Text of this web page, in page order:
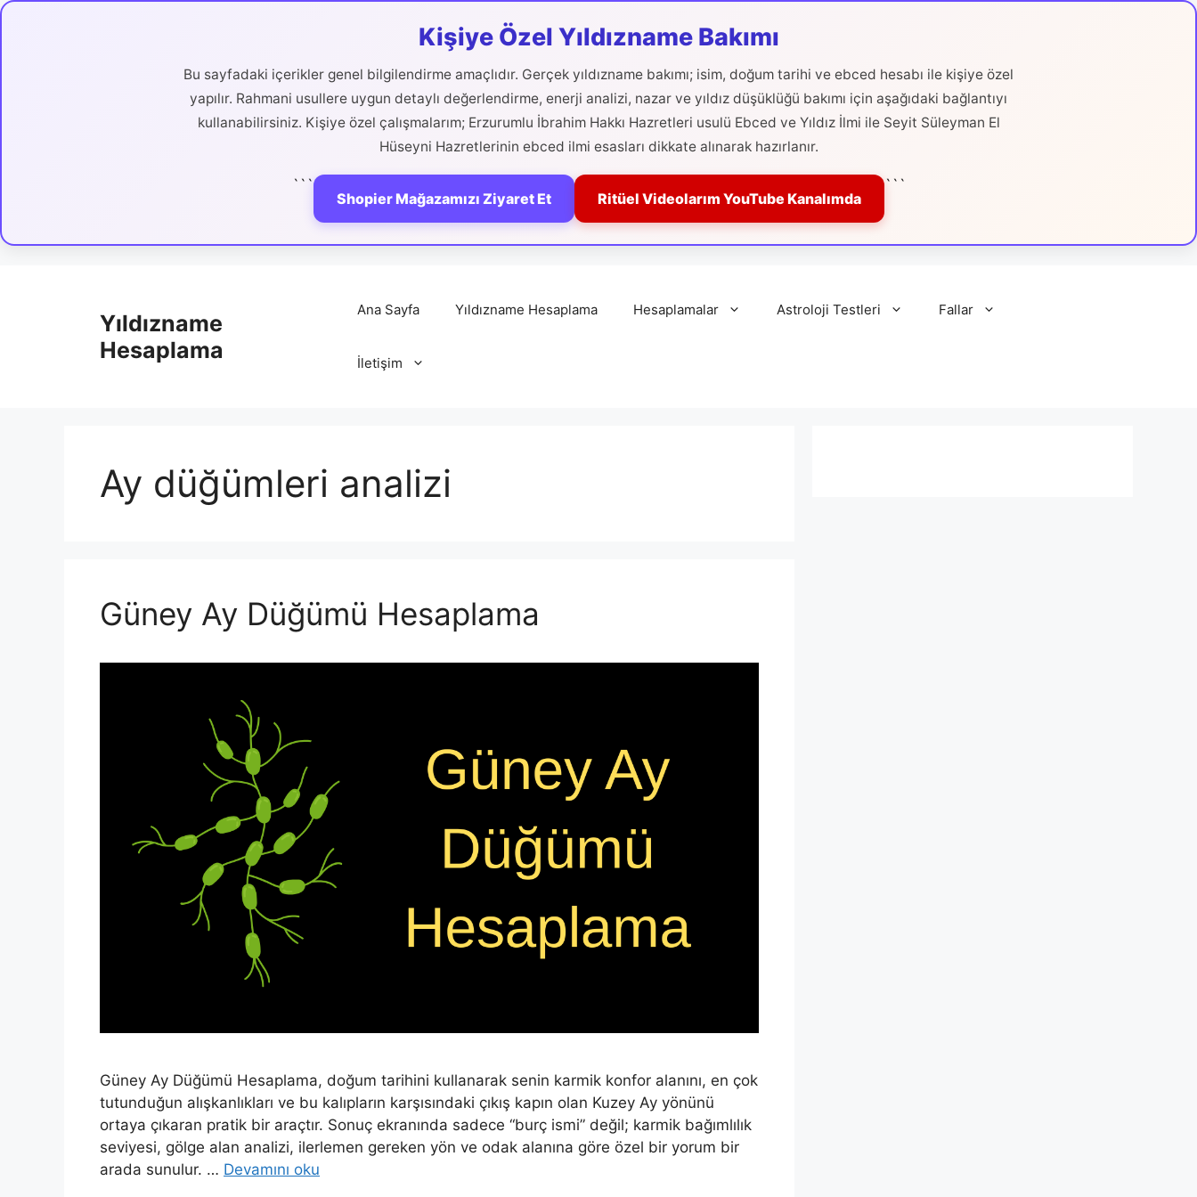
Kişiye Özel Yıldızname Bakımı
Bu sayfadaki içerikler genel bilgilendirme amaçlıdır. Gerçek yıldızname bakımı; isim, doğum tarihi ve ebced hesabı ile kişiye özel
yapılır. Rahmani usullere uygun detaylı değerlendirme, enerji analizi, nazar ve yıldız düşüklüğü bakımı için aşağıdaki bağlantıyı
kullanabilirsiniz. Kişiye özel çalışmalarım; Erzurumlu İbrahim Hakkı Hazretleri usulü Ebced ve Yıldız İlmi ile Seyit Süleyman El
Hüseyni Hazretlerinin ebced ilmi esasları dikkate alınarak hazırlanır.
```
Shopier Mağazamızı Ziyaret Et Ritüel Videolarım YouTube Kanalımda
```
Yıldızname
Hesaplama
Ana Sayfa Yıldızname Hesaplama Hesaplamalar Astroloji Testleri Fallar
İletişim
Ay düğümleri analizi
Güney Ay Düğümü Hesaplama
Güney Ay Düğümü Hesaplama, doğum tarihini kullanarak senin karmik konfor alanını, en çok
tutunduğun alışkanlıkları ve bu kalıpların karşısındaki çıkış kapın olan Kuzey Ay yönünü
ortaya çıkaran pratik bir araçtır. Sonuç ekranında sadece “burç ismi” değil; karmik bağımlılık
seviyesi, gölge alan analizi, ilerlemen gereken yön ve odak alanına göre özel bir yorum bir
arada sunulur. … Devamını oku